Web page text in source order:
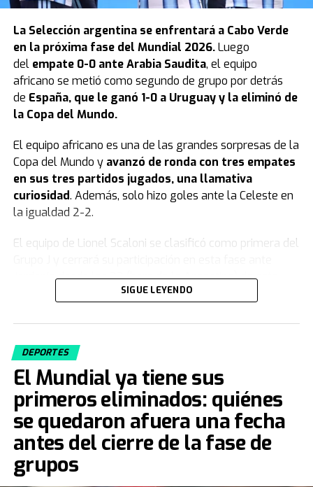
La Selección argentinase enfrentará a Cabo Verde
en la próxima fase del Mundial 2026.Luego
del empate 0-0 ante Arabia Saudita, el equipo
africano se metió como segundo de grupo por detrás
de España, que le ganó 1-0 a Uruguay y la eliminó de
la Copa del Mundo.
El equipo africano es una de las grandes sorpresas de la
Copa del Mundo y avanzó de ronda con tres empates
en sus tres partidos jugados, una llamativa
curiosidad. Además, solo hizo goles ante la Celeste en
la igualdad 2-2.
El equipo de Lionel Scaloni se clasificó como primera del
Jordania desde las 23 (hora de la Argentina) de este
Uruguay quedó eliminado del Mundial
2026
Luego de su derrota ante España por 1-0 y en medio de
un clima de tensión interna,la selección de Uruguay
quedó como tercera de su grupo y eliminada del
Mundial. El equipo de Marcelo Bielsa sumó solo dos
puntos y no le alcanzó para meterse entre los mejores
terceros.
SIGUE LEYENDO
DEPORTES
El Mundial ya tiene sus
primeros eliminados: quiénes
se quedaron afuera una fecha
antes del cierre de la fase de
grupos